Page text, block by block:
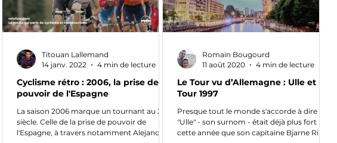
Cyclisme rétro : 2006, la prise de
pouvoir de l'Espagne
La saison 2006 marque un tournant au 21
siècle. Celle de la prise de pouvoir de
l'Espagne, à travers notamment Alejandro
Titouan Lallemand
14 janv. 2022
4 min de lecture
Le Tour vu d’Allemagne : Ulle et le
Tour 1997
Presque tout le monde s'accorde à dire que
"Ulle" - son surnom - était déjà plus fort
cette année que son capitaine Bjarne Riis.
Romain Bougourd
11 août 2020
4 min de lecture